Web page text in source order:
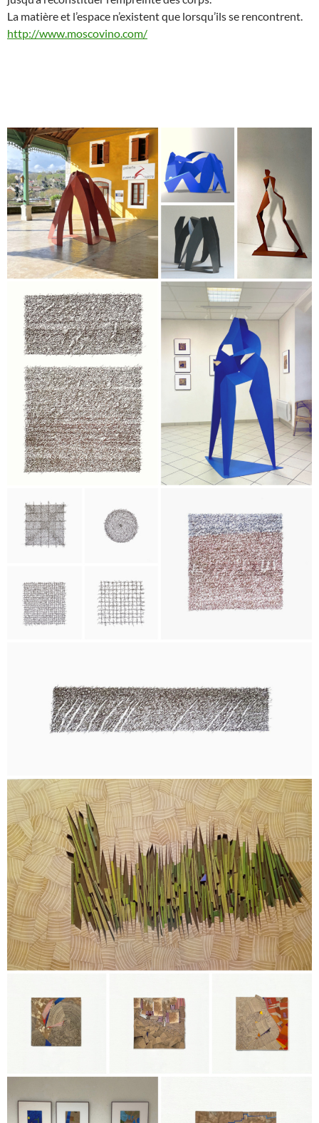
La matière et l’espace n’existent que lorsqu’ils se rencontrent.
http://www.moscovino.com/